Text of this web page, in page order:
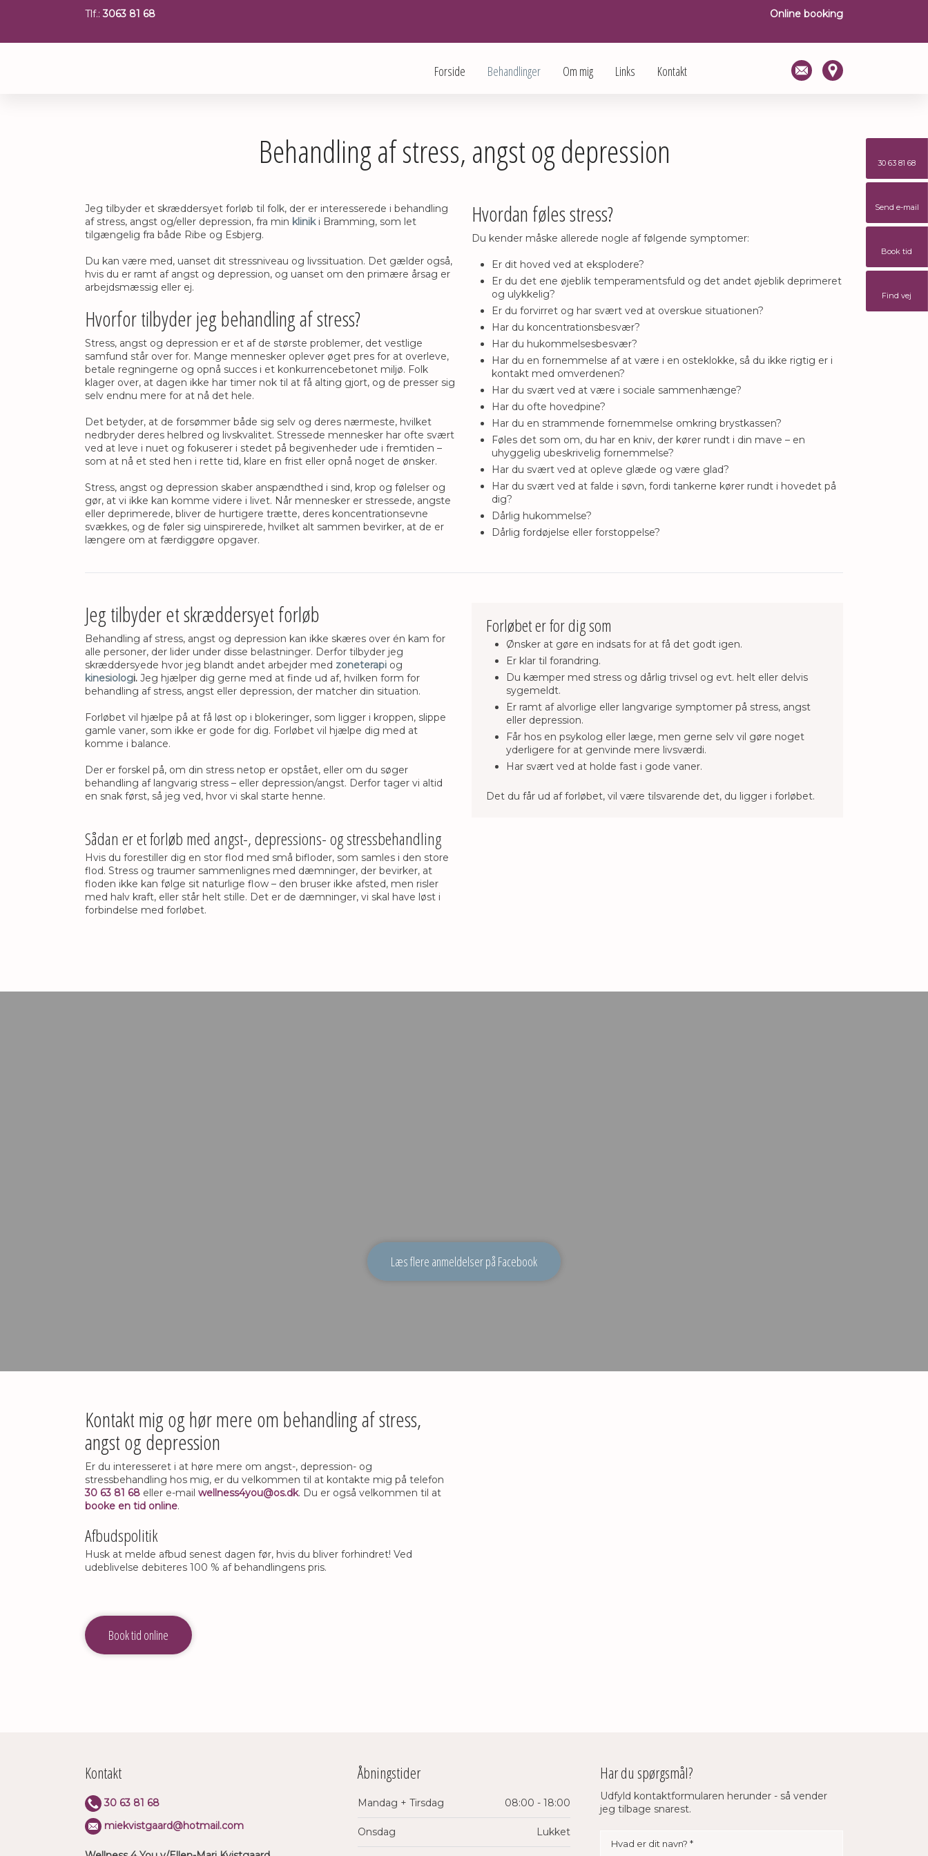
30 63 81 68​​
Send e-mail
Book tid​
Find vej​
Tlf.: 3063 81 68​ Online booking​
Forside Behandlinger Om mig Links Kontakt
Behandling af stress, angst og depression
Jeg tilbyder et skræddersyet forløb til folk, der er interesserede i behandling
af stress, angst og/eller depression, fra min kliniki Bramming, som let
tilgængelig fra både Ribe og Esbjerg.
Du kan være med, uanset dit stressniveau og livssituation. Det gælder også,
hvis du er ramt af angst og depression, og uanset om den primære årsag er
arbejdsmæssig eller ej.
Hvorfor tilbyder jeg behandling af stress?
Stress, angst og depression er et af de største problemer, det vestlige
samfund står over for. Mange mennesker oplever øget pres for at overleve,
betale regningerne og opnå succes i et konkurrencebetonet miljø. Folk
klager over, at dagen ikke har timer nok til at få alting gjort, og de presser sig
selv endnu mere for at nå det hele.
Det betyder, at de forsømmer både sig selv og deres nærmeste, hvilket
nedbryder deres helbred og livskvalitet. Stressede mennesker har ofte svært
ved at leve i nuet og fokuserer i stedet på begivenheder ude i fremtiden –
som at nå et sted hen i rette tid, klare en frist eller opnå noget de ønsker.
Stress, angst og depression skaber anspændthed i sind, krop og følelser og
gør, at vi ikke kan komme videre i livet. Når mennesker er stressede, angste
eller deprimerede, bliver de hurtigere trætte, deres koncentrationsevne
svækkes, og de føler sig uinspirerede, hvilket alt sammen bevirker, at de er
længere om at færdiggøre opgaver.
Hvordan føles stress?
Du kender måske allerede nogle af følgende symptomer:
​​Er dit hoved ved at eksplodere?
​Er du det ene øjeblik temperamentsfuld og det andet øjeblik deprimeret
og ulykkelig?
​Er du forvirret og har svært ved at overskue situationen?
Har du koncentrationsbesvær?
Har du hukommelsesbesvær?
Har du en fornemmelse af at være i en osteklokke, så du ikke rigtig er i
kontakt med omverdenen?
Har du svært ved at være i sociale sammenhænge?
Har du ofte hovedpine?
Har du en strammende fornemmelse omkring brystkassen?
Føles det som om, du har en kniv, der kører rundt i din mave – en
uhyggelig ubeskrivelig fornemmelse?
Har du svært ved at opleve glæde og være glad?
Har du svært ved at falde i søvn, fordi tankerne kører rundt i hovedet på
dig?
Dårlig hukommelse?
Dårlig fordøjelse eller forstoppelse?
Jeg tilbyder et skræddersyet forløb
Behandling af stress, angst og depression kan ikke skæres over én kam for
alle personer, der lider under disse belastninger. Derfor tilbyder jeg
skræddersyede hvor jeg blandt andet arbejder med zoneterapi og
kinesiologi.Jeg hjælper dig gerne med at finde ud af, hvilken form for
behandling af stress, angst eller depression, der matcher din situation.
Forløbet vil hjælpe på at få løst op i blokeringer, som ligger i kroppen, slippe
gamle vaner, som ikke er gode for dig. Forløbet vil hjælpe dig med at
komme i balance.
Der er forskel på, om din stress netop er opstået, eller om du søger
behandling af langvarig stress – eller depression/angst. Derfor tager vi altid
en snak først, så jeg ved, hvor vi skal starte henne.
Sådan er et forløb med angst-, depressions- og stressbehandling
Hvis du forestiller dig en stor flod med små bifloder, som samles i den store
flod. Stress og traumer sammenlignes med dæmninger, der bevirker, at
floden ikke kan følge sit naturlige flow – den bruser ikke afsted, men risler
med halv kraft, eller står helt stille. Det er de dæmninger, vi skal have løst i
forbindelse med forløbet.
Forløbet er for dig som
Ønsker at gøre en indsats for at få det godt igen.
Er klar til forandring.
Du kæmper med stress og dårlig trivsel og evt. helt eller delvis
sygemeldt.
Er ramt af alvorlige eller langvarige symptomer på stress, angst
eller depression.
Får hos en psykolog eller læge, men gerne selv vil gøre noget
yderligere for at genvinde mere livsværdi.
​Har svært ved at holde fast i gode vaner.
​Det du får ud af forløbet, vil være tilsvarende det, du ligger i forløbet.
Læs flere anmeldelser på Facebook
Kontakt mig og hør mere om behandling af stress,
angst og depression
Er du interesseret i at høre mere om angst-, depression- og
stressbehandling hos mig, er du velkommen til at kontakte mig på telefon
30 63 81 68eller e-mail wellness4you@os.dk. Du er også velkommen til at
booke en tid online.
​Afbudspolitik
Husk at melde afbud senest dagen før, hvis du bliver forhindret! Ved
udeblivelse debiteres 100 % af behandlingens pris.​
Book tid online
Kontakt​
​30 63 8​1 68
miekvistgaard@hotmail.com
Åbningstider​
Mandag + Tirsdag ​08:00 - 18:00
​Onsdag ​Lukket
​Har du spørgsmål?
Udfyld kontaktformularen herunder - så vender
jeg tilbage snarest.​​